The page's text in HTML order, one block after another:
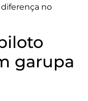
no
garupa